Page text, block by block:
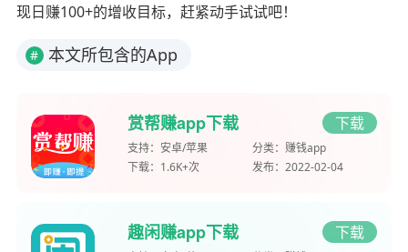
现日赚100+的增收目标，赶紧动手试试吧！
# 本文所包含的App
赏帮赚app下载 下载
支持： 安卓/苹果 分类： 赚钱app
下载： 1.6K+次 发布： 2022-02-04
趣闲赚app下载 下载